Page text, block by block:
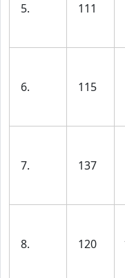
5. 111
6. 115
7. 137
8. 120